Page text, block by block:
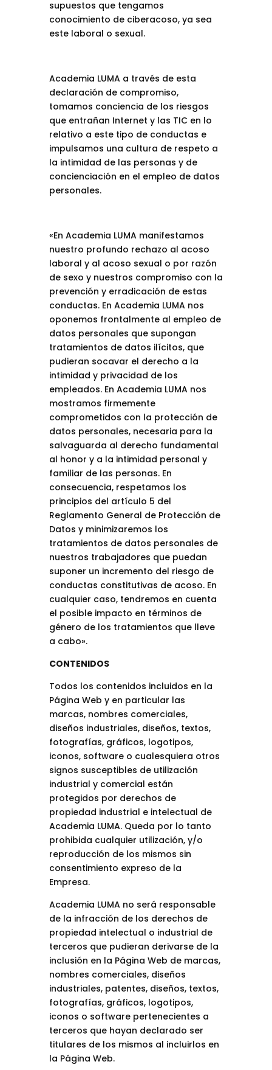
supuestos que tengamos
conocimiento de ciberacoso, ya sea
este laboral o sexual.
Academia LUMA a través de esta
declaración de compromiso,
tomamos conciencia de los riesgos
que entrañan Internet y las TIC en lo
relativo a este tipo de conductas e
impulsamos una cultura de respeto a
la intimidad de las personas y de
concienciación en el empleo de datos
personales.
«En Academia LUMA manifestamos
nuestro profundo rechazo al acoso
laboral y al acoso sexual o por razón
de sexo y nuestros compromiso con la
prevención y erradicación de estas
conductas. En Academia LUMA nos
oponemos frontalmente al empleo de
datos personales que supongan
tratamientos de datos ilícitos, que
pudieran socavar el derecho a la
intimidad y privacidad de los
empleados. En Academia LUMA nos
mostramos firmemente
comprometidos con la protección de
datos personales, necesaria para la
salvaguarda al derecho fundamental
al honor y a la intimidad personal y
familiar de las personas. En
consecuencia, respetamos los
principios del artículo 5 del
Reglamento General de Protección de
Datos y minimizaremos los
tratamientos de datos personales de
nuestros trabajadores que puedan
suponer un incremento del riesgo de
conductas constitutivas de acoso. En
cualquier caso, tendremos en cuenta
el posible impacto en términos de
género de los tratamientos que lleve
a cabo».
CONTENIDOS
Todos los contenidos incluidos en la
Página Web y en particular las
marcas, nombres comerciales,
diseños industriales, diseños, textos,
fotografías, gráficos, logotipos,
iconos, software o cualesquiera otros
signos susceptibles de utilización
industrial y comercial están
protegidos por derechos de
propiedad industrial e intelectual de
Academia LUMA. Queda por lo tanto
prohibida cualquier utilización, y/o
reproducción de los mismos sin
consentimiento expreso de la
Empresa.
Academia LUMA no será responsable
de la infracción de los derechos de
propiedad intelectual o industrial de
terceros que pudieran derivarse de la
inclusión en la Página Web de marcas,
nombres comerciales, diseños
industriales, patentes, diseños, textos,
fotografías, gráficos, logotipos,
iconos o software pertenecientes a
terceros que hayan declarado ser
titulares de los mismos al incluirlos en
la Página Web.